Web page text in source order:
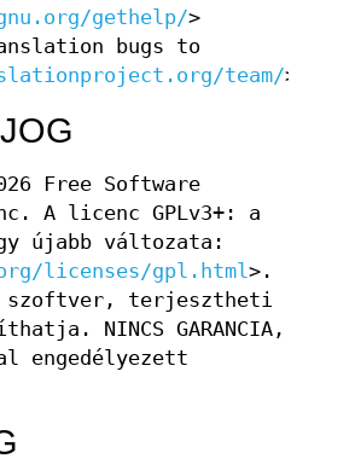
gethelp/>
bugs to
team/>
Free Software
A licenc GPLv3+: a
újabb változata:
licenses/gpl.html>.
szoftver, terjesztheti
NINCS GARANCIA,
engedélyezett